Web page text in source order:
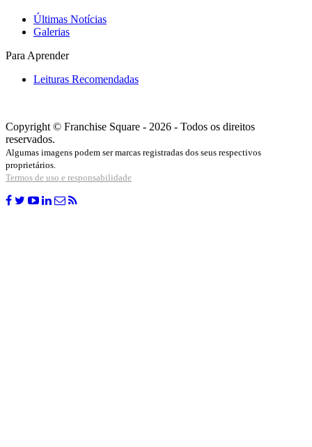
Últimas Notícias
Galerias
Para Aprender
Leituras Recomendadas
Copyright © Franchise Square - 2026 - Todos os direitos
reservados.
Algumas imagens podem ser marcas registradas dos seus respectivos
proprietários.
Termos de uso e responsabilidade